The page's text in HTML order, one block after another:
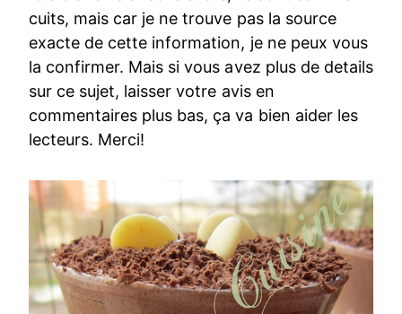
cuits, mais car je ne trouve pas la source
exacte de cette information, je ne peux vous
la confirmer. Mais si vous avez plus de details
sur ce sujet, laisser votre avis en
commentaires plus bas, ça va bien aider les
lecteurs. Merci!